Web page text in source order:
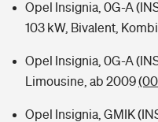
Opel Insignia, 0G-A
103 kW, Bivalent,
Opel Insignia, 0G-A
Limousine, ab 2009
Opel Insignia, GMIK